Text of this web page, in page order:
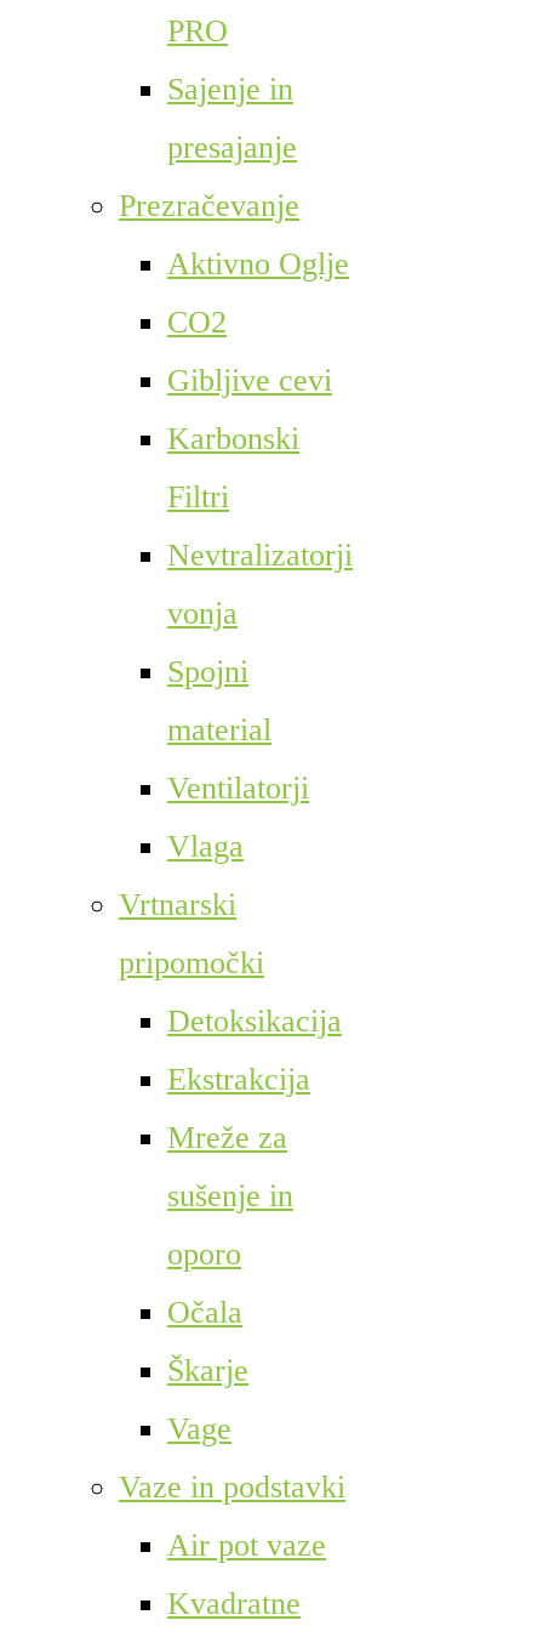
PRO
Sajenje in
presajanje
Prezračevanje
Aktivno Oglje
CO2
Gibljive cevi
Karbonski
Filtri
Nevtralizatorji
vonja
Spojni
material
Ventilatorji
Vlaga
Vrtnarski
pripomočki
Detoksikacija
Ekstrakcija
Mreže za
sušenje in
oporo
Očala
Škarje
Vage
Vaze in podstavki
Air pot vaze
Kvadratne